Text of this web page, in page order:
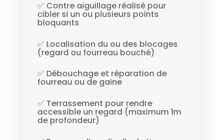
✅ Contre aiguillage réalisé pour
cibler si un ou plusieurs points
bloquants
✅ Localisation du ou des blocages
(regard ou fourreau bouché)
✅ Débouchage et réparation de
fourreau ou de gaine
✅ Terrassement pour rendre
accessible un regard (maximum 1m
de profondeur)